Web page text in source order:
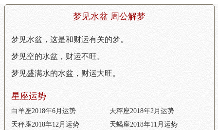
梦见水盆 周公解梦
梦见水盆，这是和财运有关的梦。
梦见空的水盆，财运不旺。
梦见盛满水的水盆，财运大旺。
星座运势
白羊座2018年6月运势
天秤座2018年2月运势
天秤座2018年12月运势
天蝎座2018年11月运势